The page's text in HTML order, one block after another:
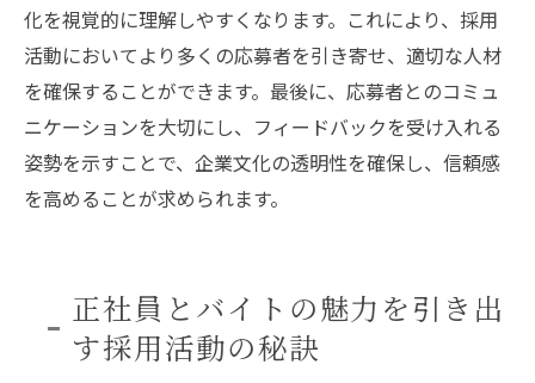
化を視覚的に理解しやすくなります。これにより、採用
活動においてより多くの応募者を引き寄せ、適切な人材
を確保することができます。最後に、応募者とのコミュ
ニケーションを大切にし、フィードバックを受け入れる
姿勢を示すことで、企業文化の透明性を確保し、信頼感
を高めることが求められます。
正社員とバイトの魅力を引き出
す採用活動の秘訣